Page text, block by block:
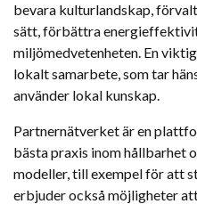
bevara kulturlandskap,
sätt, förbättra
miljömedvetenheten. En
lokalt samarbete, som tar
använder lokal kunskap.
Partnernätverket är en
bästa praxis inom hållbarhet
modeller, till exempel för att
erbjuder också möjligheter